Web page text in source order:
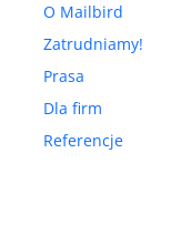
O Mailbird
Zatrudniamy!
Prasa
Dla firm
Referencje